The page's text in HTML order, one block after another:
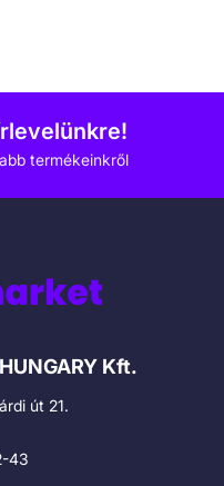
termékeinkről
Kft.
út 21.
43